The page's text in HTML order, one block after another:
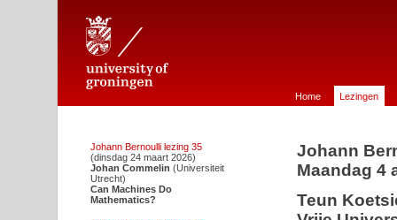
Home Lezingen
Johann Bernoulli lezing 35
(dinsdag 24 maart 2026)
Johan Commelin (Universiteit
Utrecht)
Can Machines Do
Mathematics?
Johann
Maandag 4
Teun